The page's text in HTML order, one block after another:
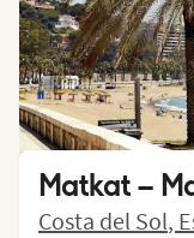
Näytä kuvia
Matkat –
Costa del Sol,